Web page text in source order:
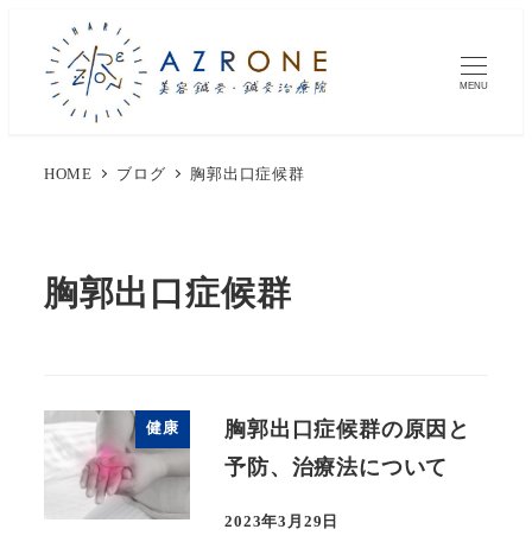
MENU
HOME ブログ 胸郭出口症候群
胸郭出口症候群
健康
胸郭出口症候群の原因と
予防、治療法について
2023年3月29日